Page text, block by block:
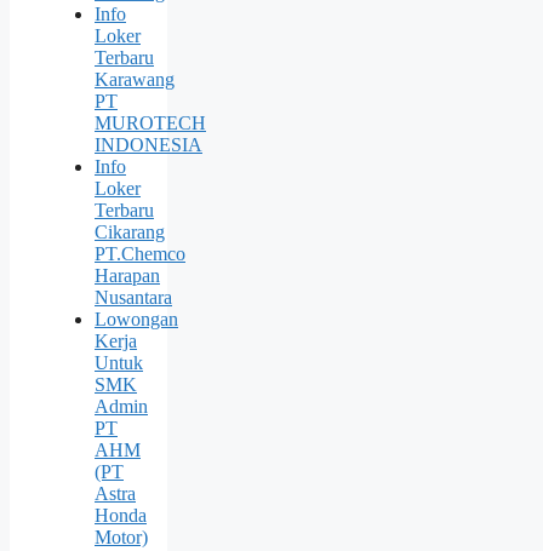
Info
Loker
Terbaru
Karawang
PT
MUROTECH
INDONESIA
Info
Loker
Terbaru
Cikarang
PT.Chemco
Harapan
Nusantara
Lowongan
Kerja
Untuk
SMK
Admin
PT
AHM
(PT
Astra
Honda
Motor)